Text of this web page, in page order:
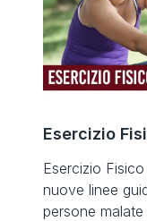
incorporano
Esercizio
Esercizio
nuove linee
persone